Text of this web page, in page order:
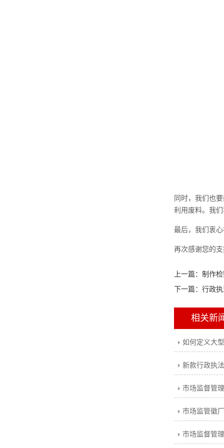
同时，我们也
利用废料。我
最后，我们衷
再次感谢您的
上一篇： 制作
下一篇： 行政
相关新
如何定义大
市场监督管